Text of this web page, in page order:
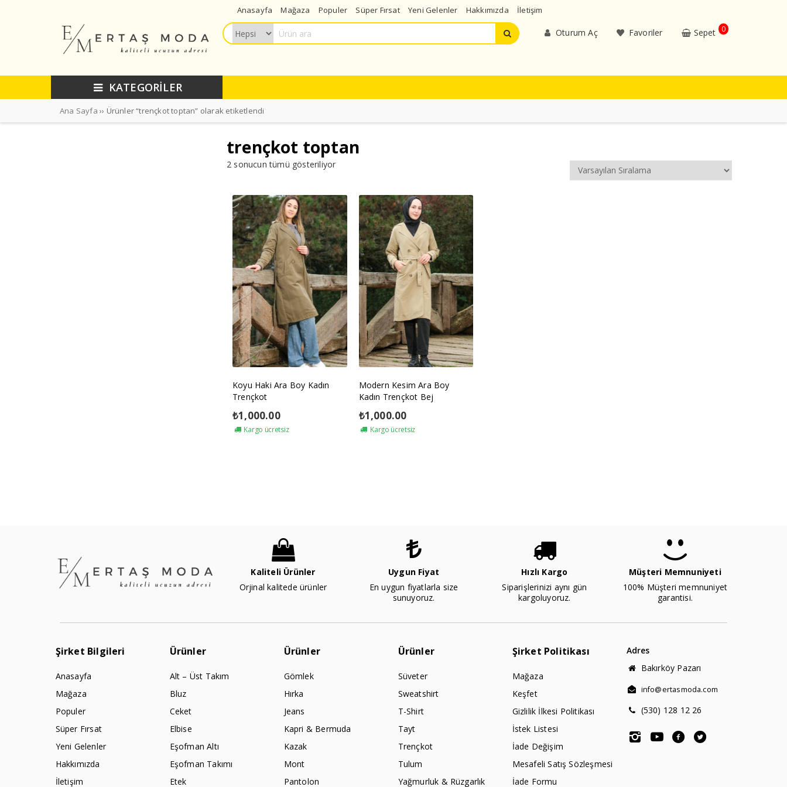
Anasayfa Mağaza Populer Süper Fırsat Yeni Gelenler Hakkımızda İletişim
Oturum Aç Favoriler Sepet 0
KATEGORİLER
Ana Sayfa ›› Ürünler “trençkot toptan” olarak etiketlendi
trençkot toptan
2 sonucun tümü gösteriliyor
Koyu Haki Ara Boy Kadın
Trençkot
₺1,000.00
Kargo ücretsiz
Modern Kesim Ara Boy
Kadın Trençkot Bej
₺1,000.00
Kargo ücretsiz
Kaliteli Ürünler
Orjinal kalitede ürünler
Uygun Fiyat
En uygun fiyatlarla size
sunuyoruz.
Hızlı Kargo
Siparişlerinizi aynı gün
kargoluyoruz.
Müşteri Memnuniyeti
100% Müşteri memnuniyet
garantisi.
Şirket Bilgileri
Anasayfa
Mağaza
Populer
Süper Fırsat
Yeni Gelenler
Hakkımızda
İletişim
Ürünler
Alt – Üst Takım
Bluz
Ceket
Elbise
Eşofman Altı
Eşofman Takımı
Etek
Ürünler
Gömlek
Hırka
Jeans
Kapri & Bermuda
Kazak
Mont
Pantolon
Ürünler
Süveter
Sweatshirt
T-Shirt
Tayt
Trençkot
Tulum
Yağmurluk & Rüzgarlık
Şirket Politikası
Mağaza
Keşfet
Gizlilik İlkesi Politikası
İstek Listesi
İade Değişim
Mesafeli Satış Sözleşmesi
İade Formu
Adres
Bakırköy Pazarı
info@ertasmoda.com
(530) 128 12 26